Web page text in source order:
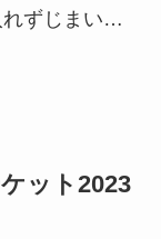
れずじまい…
ット2023